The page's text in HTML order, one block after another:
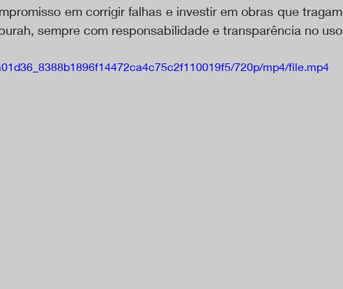
em corrigir falhas e investir em obras que tragam
sempre com responsabilidade e transparência no uso
720p/mp4/file.mp4